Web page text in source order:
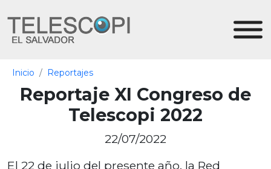
Inicio Reportajes
Reportaje XI Congreso de
Telescopi 2022
22/07/2022
El 22 de julio del presente año, la Red